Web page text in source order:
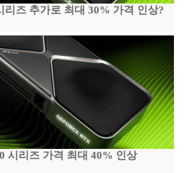
리즈 추가로 최대 30% 가격 인상?
시리즈 가격 최대 40% 인상